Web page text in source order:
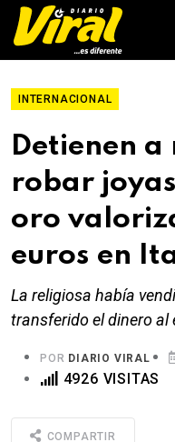
INTERNACIONAL
Detienen
robar
oro
euros en
La religiosa había
transferido el dinero al
POR DIARIO VIRAL
4926 VISITAS
COMPARTIR